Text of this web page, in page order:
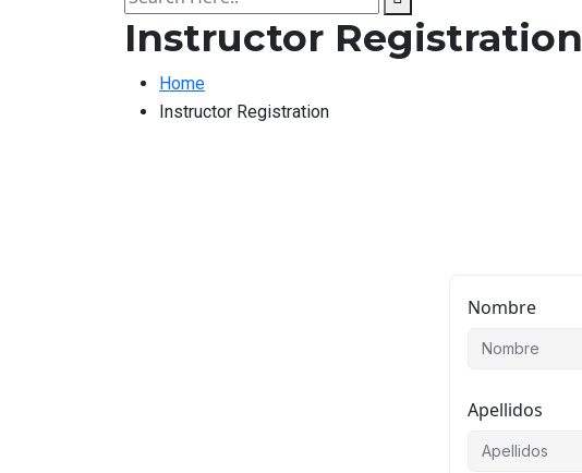
Instructor Registration
Home
Instructor Registration
Nombre
Apellidos